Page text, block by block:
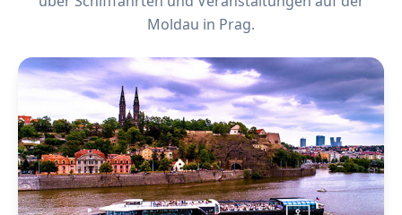
Moldau in Prag.